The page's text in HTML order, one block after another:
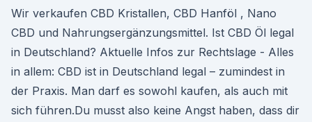
Wir verkaufen CBD Kristallen, CBD Hanföl , Nano
CBD und Nahrungsergänzungsmittel. Ist CBD Öl legal
in Deutschland? Aktuelle Infos zur Rechtslage - Alles
in allem: CBD ist in Deutschland legal – zumindest in
der Praxis. Man darf es sowohl kaufen, als auch mit
sich führen.Du musst also keine Angst haben, dass dir